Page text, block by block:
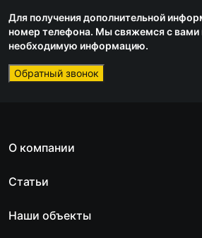
Для получения дополнительной
номер телефона. Мы свяжемся с вами
необходимую информацию.
Обратный звонок
О компании
Статьи
Наши объекты